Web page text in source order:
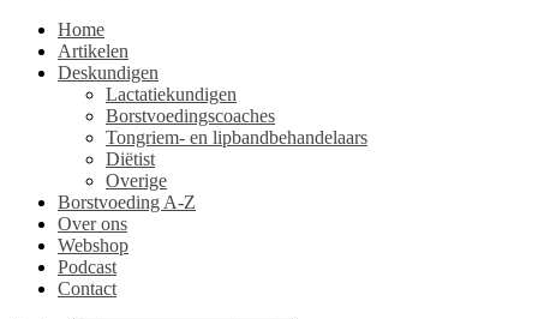
Home
Artikelen
Deskundigen
Lactatiekundigen
Borstvoedingscoaches
Tongriem- en lipbandbehandelaars
Diëtist
Overige
Borstvoeding A-Z
Over ons
Webshop
Podcast
Contact